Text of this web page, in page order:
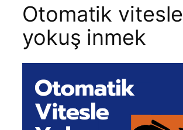
Otomatik vitesle
yokuş inmek